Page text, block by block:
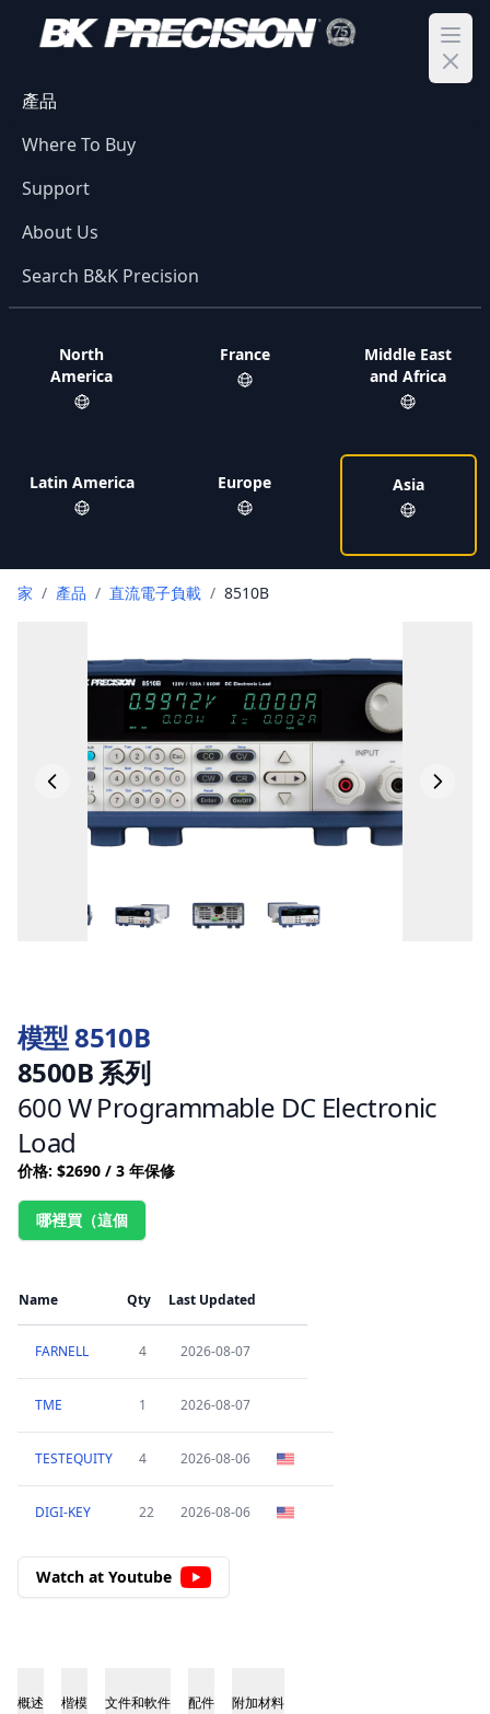
產品
Where To Buy
Support
About Us
Search B&K Precision
North
America
Latin America
France
Europe
Middle East
and Africa
Asia
家 / 產品 / 直流電子負載 / 8510B
模型 8510B
8500B 系列
600 W Programmable DC Electronic
Load
价格: $2690 / 3 年保修
哪裡買（這個
Name Qty Last Updated
FARNELL 4 2026-08-07
TME 1 2026-08-07
TESTEQUITY 4 2026-08-06
DIGI-KEY 22 2026-08-06
Watch at Youtube
概述 楷模 文件和軟件 配件 附加材料